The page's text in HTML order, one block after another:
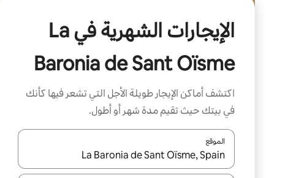
الإيجارات الشهرية في La
Baronia de Sant Oïsme
اكتشف أماكن الإيجار طويلة الأجل التي تشعر فيها كأنك
في بيتك حيث تقيم مدة شهر أو أطول.
الموقع
عند توفر النتائج، انتقل باستخدام السهمين لأعلى ولأسفل أو